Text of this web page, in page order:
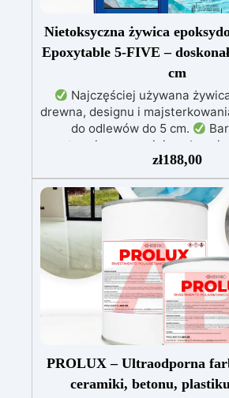
Nietoksyczna żywica
Epoxytable 5-FIVE –
cm
Najczęściej używana
drewna, designu i
do odlewów do 5 cm.
egzotermia zapewniająca
Odporna na
żółknięcie dzięki filtrom UV i
mechanicznej.
Niska
pęcherzyki powietrza i
wykończenie.
Bezpieczna i
wolna od BPA/VOC,
długotrwałego kontaktu
zł188,00
PROLUX – Ultraodporna
ceramiki, betonu,